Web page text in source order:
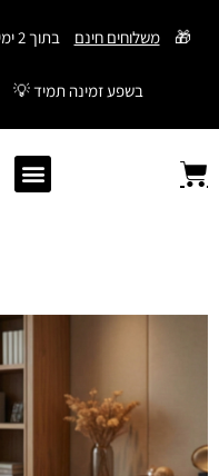
דילוג
🎁 משלוחים חינם בתוך 2 ימי עבודה! 📍
בשפע זמינה תמיד 💡